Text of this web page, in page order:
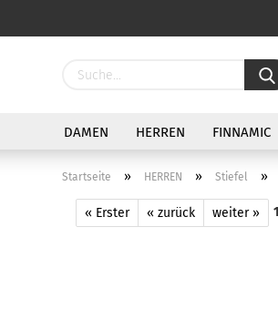
DAMEN HERREN FINNAMIC
Startseite » HERREN » Stiefel »
« Erster « zurück weiter »